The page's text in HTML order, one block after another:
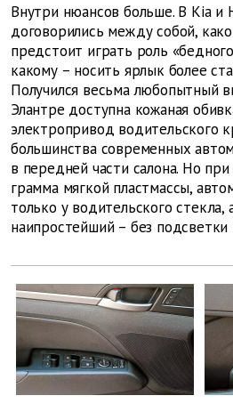
Внутри нюансов больше. В Kia и
договорились между собой,
предстоит играть роль
какому – носить ярлык более
Получился весьма любопытный
Элантре доступна кожаная
электропривод водительского
большинства современных
в передней части салона. Но
грамма мягкой пластмассы,
только у водительского стекла,
наипростейший – без